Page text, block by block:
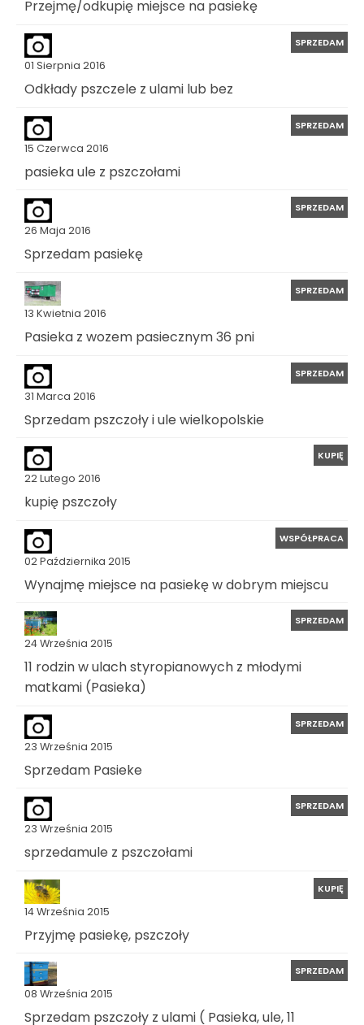
Przejmę/odkupię miejsce na pasiekę
01 Sierpnia 2016
SPRZEDAM
Odkłady pszczele z ulami lub bez
15 Czerwca 2016
SPRZEDAM
pasieka ule z pszczołami
26 Maja 2016
SPRZEDAM
Sprzedam pasiekę
13 Kwietnia 2016
SPRZEDAM
Pasieka z wozem pasiecznym 36 pni
31 Marca 2016
SPRZEDAM
Sprzedam pszczoły i ule wielkopolskie
22 Lutego 2016
KUPIĘ
kupię pszczoły
02 Października 2015
WSPÓŁPRACA
Wynajmę miejsce na pasiekę w dobrym miejscu
24 Września 2015
SPRZEDAM
11 rodzin w ulach styropianowych z młodymi
matkami (Pasieka)
23 Września 2015
SPRZEDAM
Sprzedam Pasieke
23 Września 2015
SPRZEDAM
sprzedamule z pszczołami
14 Września 2015
KUPIĘ
Przyjmę pasiekę, pszczoły
08 Września 2015
SPRZEDAM
Sprzedam pszczoły z ulami ( Pasieka, ule, 11